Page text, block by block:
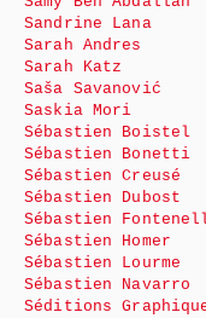
Sandrine Lana
Sarah Andres
Sarah Katz
Saša Savanović
Saskia Mori
Sébastien Boistel
Sébastien Bonetti
Sébastien Creusé
Sébastien Dubost
Sébastien
Sébastien Homer
Sébastien Lourme
Sébastien Navarro
Séditions